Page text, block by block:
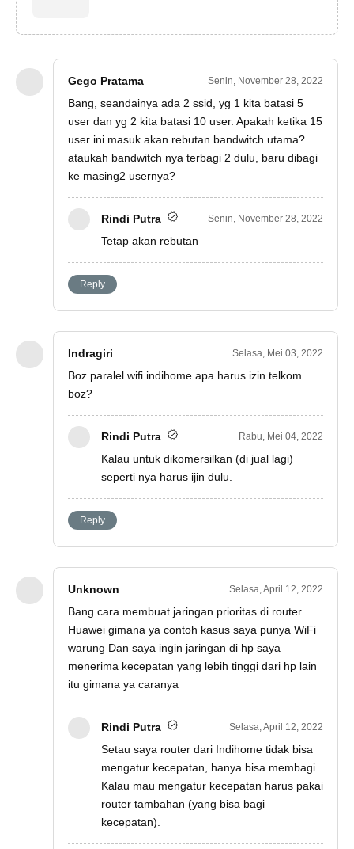
Gego Pratama Senin, November 28, 2022
Bang, seandainya ada 2 ssid, yg 1 kita batasi 5
user dan yg 2 kita batasi 10 user. Apakah ketika 15
user ini masuk akan rebutan bandwitch utama?
ataukah bandwitch nya terbagi 2 dulu, baru dibagi
ke masing2 usernya?
Rindi Putra Senin, November 28, 2022
Tetap akan rebutan
Reply
Indragiri Selasa, Mei 03, 2022
Boz paralel wifi indihome apa harus izin telkom
boz?
Rindi Putra Rabu, Mei 04, 2022
Kalau untuk dikomersilkan (di jual lagi)
seperti nya harus ijin dulu.
Reply
Unknown Selasa, April 12, 2022
Bang cara membuat jaringan prioritas di router
Huawei gimana ya contoh kasus saya punya WiFi
warung Dan saya ingin jaringan di hp saya
menerima kecepatan yang lebih tinggi dari hp lain
itu gimana ya caranya
Rindi Putra Selasa, April 12, 2022
Setau saya router dari Indihome tidak bisa
mengatur kecepatan, hanya bisa membagi.
Kalau mau mengatur kecepatan harus pakai
router tambahan (yang bisa bagi
kecepatan).